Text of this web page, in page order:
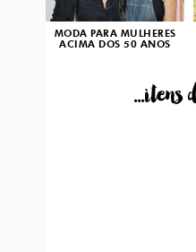
MODA PARA MULHERES
ACIMA DOS 50 ANOS
...itens